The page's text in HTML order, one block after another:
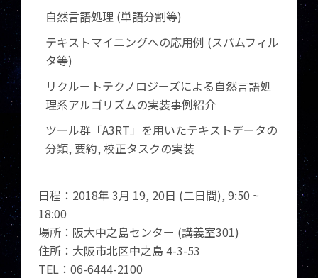
自然言語処理 (単語分割等)
テキストマイニングへの応用例 (スパムフィル
タ等)
リクルートテクノロジーズによる自然言語処
理系アルゴリズムの実装事例紹介
ツール群「A3RT」を用いたテキストデータの
分類, 要約, 校正タスクの実装
日程：2018年 3月 19, 20日 (二日間), 9:50 ~
18:00
場所：阪大中之島センター (講義室301)
住所：大阪市北区中之島 4-3-53
TEL：06-6444-2100